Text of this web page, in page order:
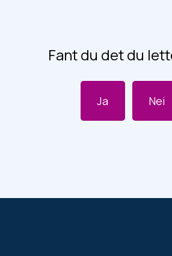
Fant du det du
Ja Nei